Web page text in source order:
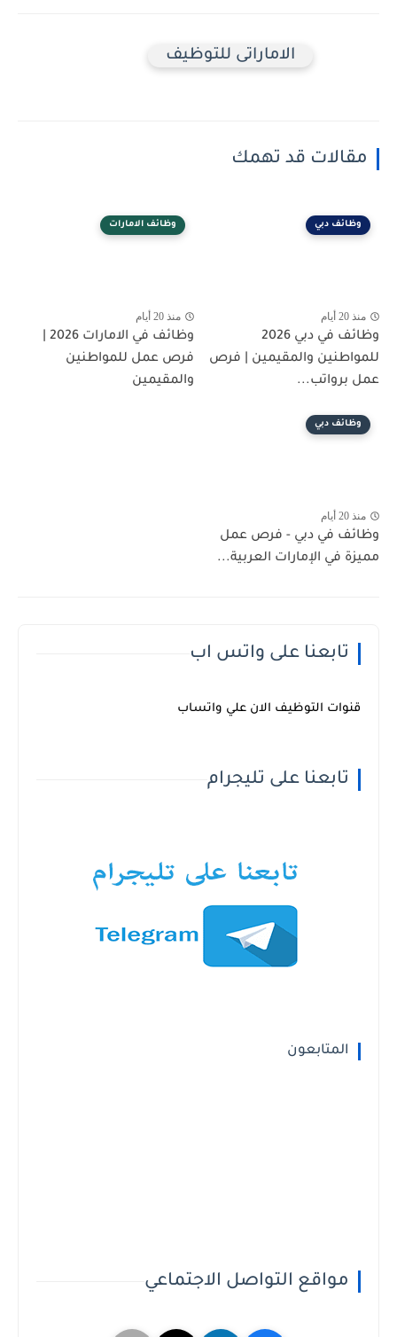
الاماراتى للتوظيف
مقالات قد تهمك
وظائف دبي
منذ 20 أيام
وظائف في دبي 2026
للمواطنين والمقيمين | فرص
عمل برواتب...
وظائف الامارات
منذ 20 أيام
فرص عمل للمواطنين
والمقيمين
وظائف دبي
منذ 20 أيام
وظائف في دبي - فرص عمل
مميزة في الإمارات العربية...
تابعنا على واتس اب
قنوات التوظيف الان علي واتساب
تابعنا على تليجرام
المتابعون
مواقع التواصل الاجتماعي